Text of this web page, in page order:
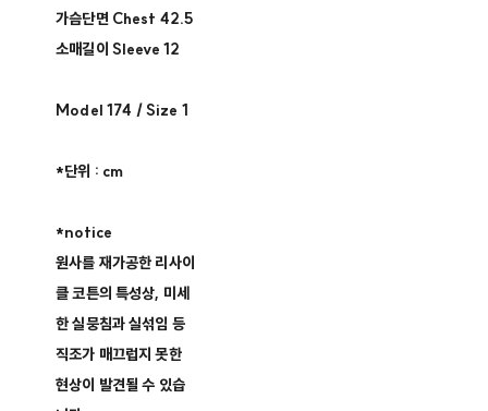
가슴단면 Chest 42.5 ​
소매길이 Sleeve 12​
Model 174 / Size 1​
*단위 : cm
*notice
원사를 재가공한 리사이
클 코튼의 특성상, 미세
한 실뭉침과 실섞임 등
직조가 매끄럽지 못한
현상이 발견될 수 있습